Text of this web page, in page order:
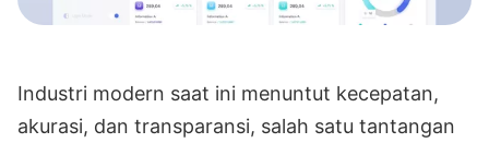
Industri modern saat ini menuntut kecepatan,
akurasi, dan transparansi, salah satu tantangan